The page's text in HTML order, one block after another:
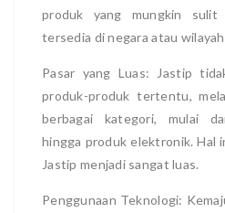
produk yang mungkin
tersedia di negara atau
Pasar yang Luas: Jastip
produk-produk tertentu,
berbagai kategori, mulai
hingga produk elektronik. Hal
Jastip menjadi sangat luas.
Penggunaan Teknologi: